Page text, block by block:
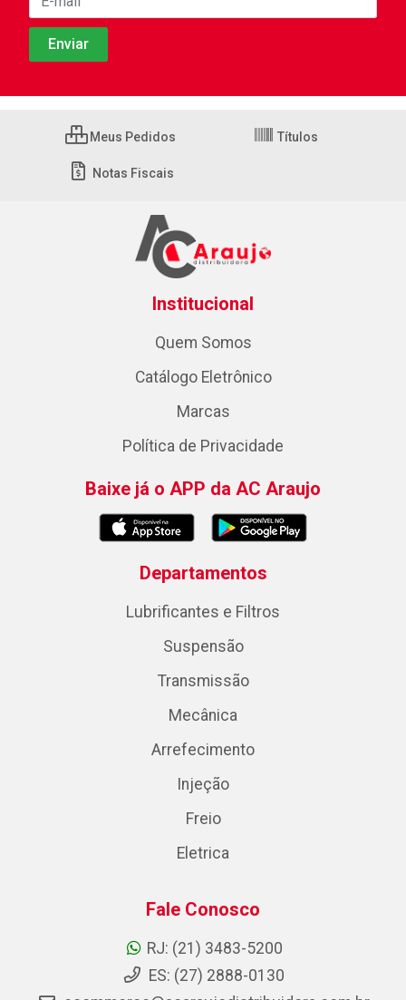
Meus Pedidos Títulos
Notas Fiscais
Institucional
Quem Somos
Catálogo Eletrônico
Marcas
Política de Privacidade
Baixe já o APP da AC Araujo
Departamentos
Lubrificantes e Filtros
Suspensão
Transmissão
Mecânica
Arrefecimento
Injeção
Freio
Eletrica
Fale Conosco
RJ: (21) 3483-5200
ES: (27) 2888-0130